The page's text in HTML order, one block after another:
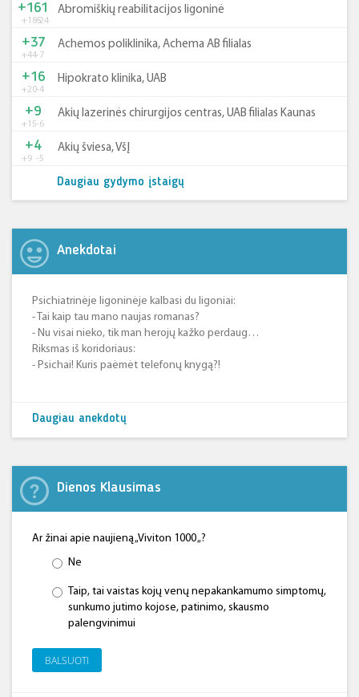
+185-24
+161 Abromiškių reabilitacijos ligoninė
+44-7
+37 Achemos poliklinika, Achema AB filialas
+20-4
+16 Hipokrato klinika, UAB
+15-6
+9 Akių lazerinės chirurgijos centras, UAB filialas Kaunas
+9 -5
+4 Akių šviesa, VšĮ
Daugiau gydymo įstaigų
Anekdotai
Psichiatrinėje ligoninėje kalbasi du ligoniai:
- Tai kaip tau mano naujas romanas?
- Nu visai nieko, tik man herojų kažko perdaug…
Riksmas iš koridoriaus:
- Psichai! Kuris paėmėt telefonų knygą?!
Daugiau anekdotų
Dienos Klausimas
Ar žinai apie naujieną „Viviton 1000 „?
Ne
Taip, tai vaistas kojų venų nepakankamumo simptomų,
sunkumo jutimo kojose, patinimo, skausmo
palengvinimui
BALSUOTI